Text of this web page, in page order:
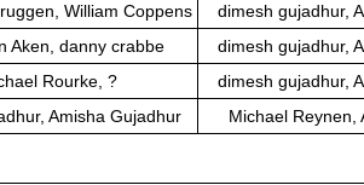
William Coppens
dimesh gujadhur,
Aken, danny crabbe
dimesh gujadhur,
Rourke, ?
dimesh gujadhur,
Amisha Gujadhur Michael Reynen,